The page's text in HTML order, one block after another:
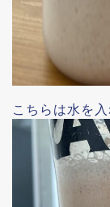
こちらは水を